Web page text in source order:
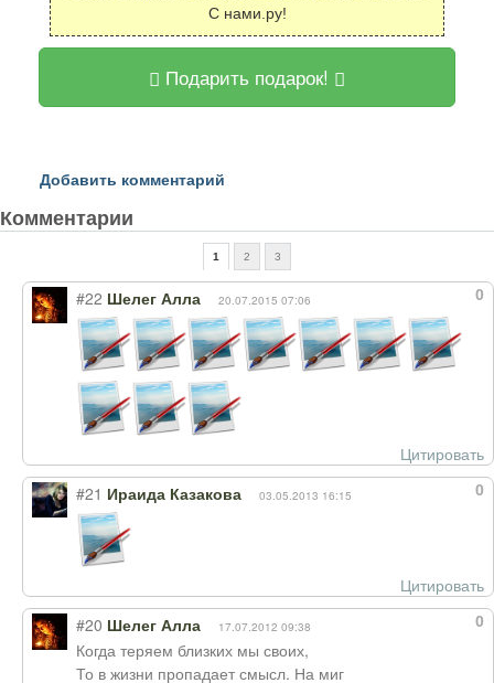
С нами.ру!
Подарить подарок!
Добавить комментарий
Комментарии
1 2 3
0
#22 Шелег Алла 20.07.2015 07:06
Цитировать
0
#21 Ираида Казакова 03.05.2013 16:15
Цитировать
0
#20 Шелег Алла 17.07.2012 09:38
Когда теряем близких мы своих,
То в жизни пропадает смысл. На миг